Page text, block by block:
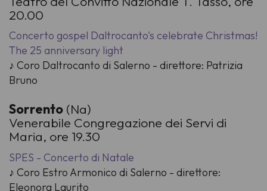
20.00
Concerto gospel Daltrocanto's celebrate Christmas!
The 25 anniversary light
♪ Coro Daltrocanto di Salerno - direttore: Patrizia
Bruno
Sorrento (Na)
Venerabile Congregazione dei Servi di
Maria, ore 19.30
SPES - Concerto di Natale
♪ Coro Estro Armonico di Salerno - direttore:
Eleonora Laurito